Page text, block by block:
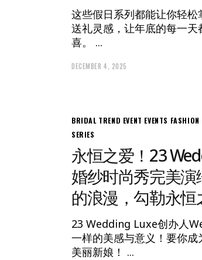
这些假日系列都能让你轻松
送礼灵感，让年底的每一天
喜。
DECEMBER 4, 2025
BRIDAL TREND EVENT EVENTS FASHION
SERIES
永恒之爱！23
婚纱时尚秀完美
的浪漫，勾勒永恒
23 Wedding Luxe创办人
一样的美感与意义！要你成
美丽新娘！